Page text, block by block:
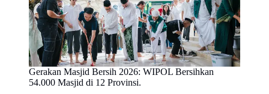
Gerakan Masjid Bersih 2026: WIPOL Bersihkan
54.000 Masjid di 12 Provinsi.